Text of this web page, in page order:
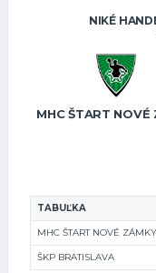
NIKÉ
MHC ŠTART NOVÉ
TABUĽKA
MHC ŠTART NOVÉ ZÁMKY
ŠKP BRATISLAVA